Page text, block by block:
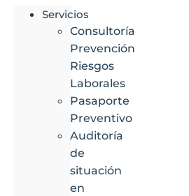
Servicios
Consultoría
Prevención
Riesgos
Laborales
Pasaporte
Preventivo
Auditoría
de
situación
en